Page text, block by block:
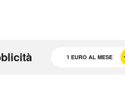
1 EURO AL MESE